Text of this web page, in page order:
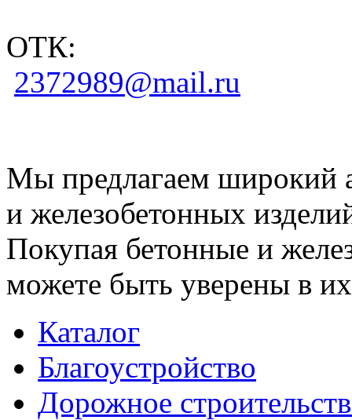
ОТК:
2372989@mail.ru
Мы предлагаем широкий
и железобетонных
Покупая бетонные и
можете быть уверены в их
Каталог
Благоустройство
Дорожное